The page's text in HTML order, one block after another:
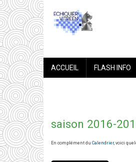
Aller
au
contenu
principal
NAVIGATION
PRINCIPALE
ACCUEIL FLASH INFO
saison 2016-
En complément du Calendrier, voici